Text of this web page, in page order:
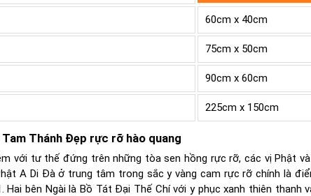
60cm x 40cm
75cm x 50cm
90cm x 60cm
225cm x 150cm
Thánh Đẹp rực rỡ hào quang
với tư thế đứng trên những tòa sen hồng rực rỡ, các vị Phật
A Di Đà ở trung tâm trong sắc y vàng cam rực rỡ chính là
. Hai bên Ngài là Bồ Tát Đại Thế Chí với y phục xanh thiên thanh